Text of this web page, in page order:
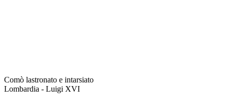
Comò lastronato e intarsiato
Lombardia - Luigi XVI